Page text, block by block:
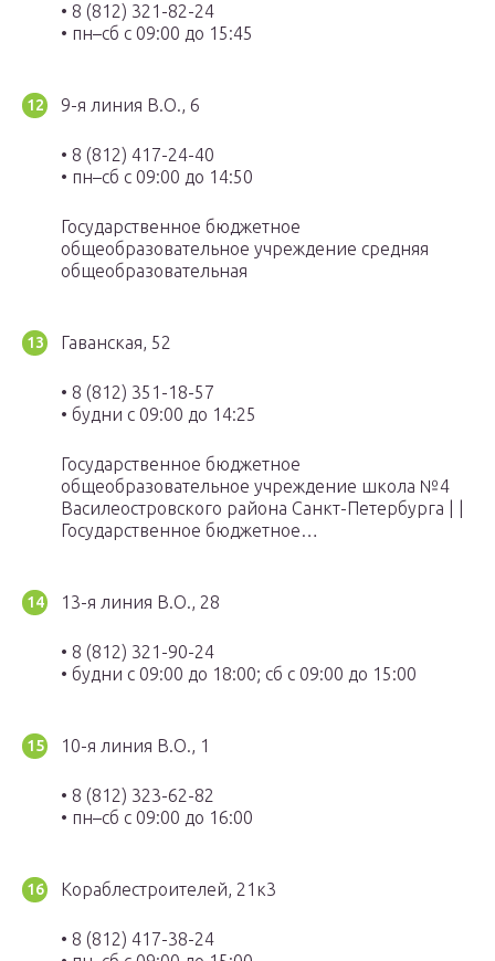
• 8 (812) 321-82-24
• пн–сб с 09:00 до 15:45
9-я линия В.О., 6
• 8 (812) 417-24-40
• пн–сб с 09:00 до 14:50
Государственное бюджетное
общеобразовательное учреждение средняя
общеобразовательная
Гаванская, 52
• 8 (812) 351-18-57
• будни с 09:00 до 14:25
Государственное бюджетное
общеобразовательное учреждение школа №4
Василеостровского района Санкт-Петербурга | |
Государственное бюджетное…
13-я линия В.О., 28
• 8 (812) 321-90-24
• будни с 09:00 до 18:00; сб с 09:00 до 15:00
10-я линия В.О., 1
• 8 (812) 323-62-82
• пн–сб с 09:00 до 16:00
Кораблестроителей, 21к3
• 8 (812) 417-38-24